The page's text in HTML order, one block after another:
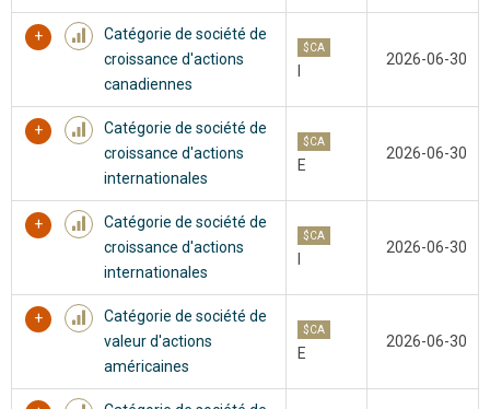
Catégorie de société de
croissance d'actions
canadiennes
$CA
2026-06-30
Catégorie de société de
croissance d'actions
internationales
$CA
E
2026-06-30
Catégorie de société de
croissance d'actions
internationales
$CA
2026-06-30
Catégorie de société de
valeur d'actions
américaines
$CA
E
2026-06-30